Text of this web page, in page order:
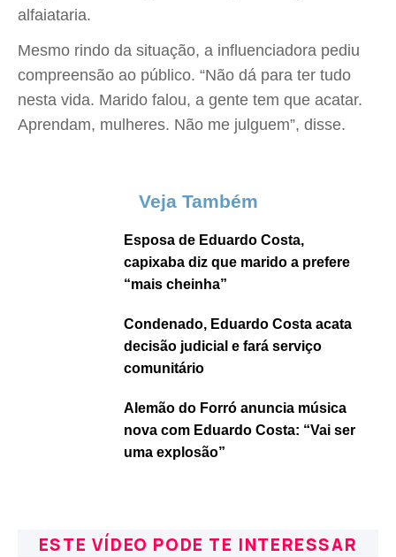
alfaiataria.
Mesmo rindo da situação, a influenciadora pediu
compreensão ao público. “Não dá para ter tudo
nesta vida. Marido falou, a gente tem que acatar.
Aprendam, mulheres. Não me julguem”, disse.
Veja Também
Esposa de Eduardo Costa,
capixaba diz que marido a prefere
“mais cheinha”
Condenado, Eduardo Costa acata
decisão judicial e fará serviço
comunitário
Alemão do Forró anuncia música
nova com Eduardo Costa: “Vai ser
uma explosão”
ESTE VÍDEO PODE TE INTERESSAR